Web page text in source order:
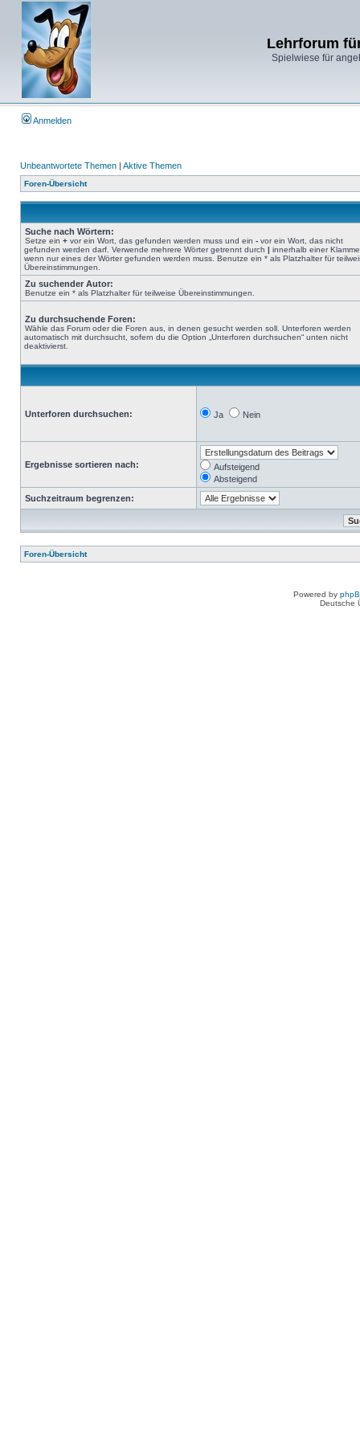
Lehrforum
Spielwiese für
Anmelden
Unbeantwortete Themen | Aktive Themen
Foren-Übersicht
Suche nach Wörtern:
Setze ein + vor ein Wort, das gefunden werden muss und ein - vor ein Wort, das nicht
gefunden werden darf. Verwende mehrere Wörter getrennt durch | innerhalb einer
wenn nur eines der Wörter gefunden werden muss. Benutze ein * als Platzhalter für
Übereinstimmungen.
Zu suchender Autor:
Benutze ein * als Platzhalter für teilweise Übereinstimmungen.
Zu durchsuchende Foren:
Wähle das Forum oder die Foren aus, in denen gesucht werden soll. Unterforen werden
automatisch mit durchsucht, sofern du die Option „Unterforen durchsuchen“ unten nicht
deaktivierst.
Unterforen durchsuchen: Ja Nein
Ergebnisse sortieren nach:
Aufsteigend
Absteigend
Suchzeitraum begrenzen:
Foren-Übersicht
Powered by
Deutsche